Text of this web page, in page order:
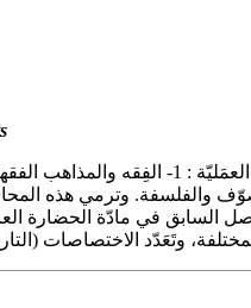
وطريقَي التصوّف والفلسفة.